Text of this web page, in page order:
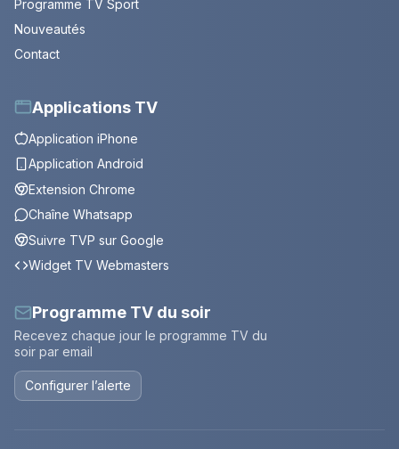
Programme TV Sport
Nouveautés
Contact
Applications TV
Application iPhone
Application Android
Extension Chrome
Chaîne Whatsapp
Suivre TVP sur Google
Widget TV Webmasters
Programme TV du soir
Recevez chaque jour le programme TV du
soir par email
Configurer l’alerte